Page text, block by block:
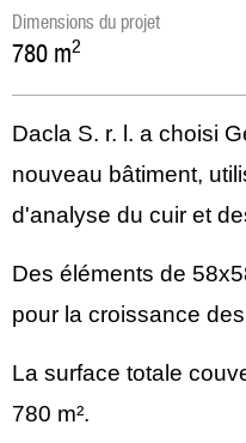
Dimensions du projet
780 m2
Dacla S. r. l. a choisi
nouveau bâtiment,
d'analyse du cuir et
Des éléments de
pour la croissance
La surface totale
780 m².